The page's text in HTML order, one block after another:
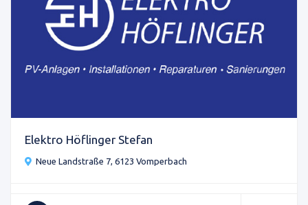
Elektro Höflinger Stefan
Neue Landstraße 7, 6123 Vomperbach